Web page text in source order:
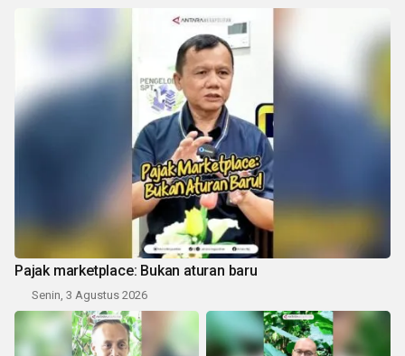
Pajak marketplace: Bukan aturan baru
Senin, 3 Agustus 2026